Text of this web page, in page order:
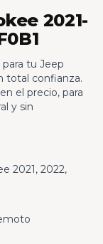
2021-
tu Jeep
total confianza.
en el precio, para
y sin
2021, 2022,